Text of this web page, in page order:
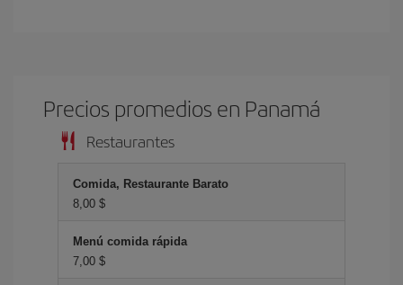
Precios promedios en Panam
Restaurantes
Comida, Restaurante Barato
8,00 $
Menú comida rápida
7,00 $